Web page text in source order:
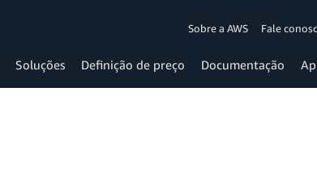
Sobre a AWS Fale
Soluções Definição de preço Documentação